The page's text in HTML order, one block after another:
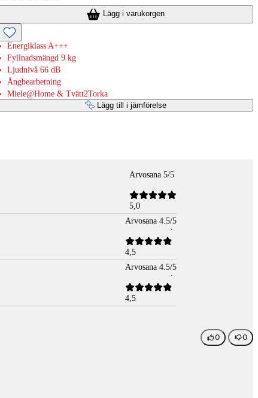
Lägg i varukorgen
Energiklass A+++
Fyllnadsmängd 9 kg
Ljudnivå 66 dB
Ångbearbetning
Miele@Home & Tvätt2Torka
Lägg till i jämförelse
Arvosana 5/5
5,0
Arvosana 4.5/5
4,5
Arvosana 4.5/5
4,5
0 0